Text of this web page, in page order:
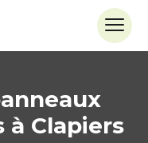
Clapiers